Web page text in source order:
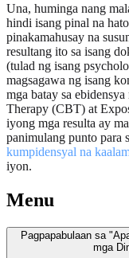
Una, huminga nang
hindi isang pinal na
pinakamahusay na
resultang ito sa isang
(tulad ng isang
magsagawa ng isang
mga batay sa
Therapy (CBT) at
iyong mga resulta ay
panimulang punto para
kumpidensyal na
iyon.
Menu
Pagpapabulaan sa
mga